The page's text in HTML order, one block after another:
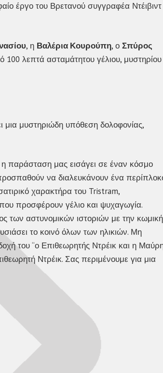
έργο του Βρετανού συγγραφέα Ντέιβιντ
, η Βαλέρια Κουρούπη, ο Σπύρος
100 λεπτά ασταμάτητου γέλιου, μυστηρίου
μια μυστηριώδη υπόθεση δολοφονίας,
παράσταση μας εισάγει σε έναν κόσμο
να διαλευκάνουν ένα
χαρακτήρα του Tristram,
προσφέρουν γέλιο και ψυχαγωγία.
των αστυνομικών ιστοριών με την κωμική
το κοινό όλων των ηλικιών. Μη
του “ο Επιθεωρητής Ντρέικ και η
Ντρέικ. Σας περιμένουμε για μια